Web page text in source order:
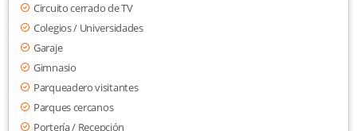
Circuito cerrado de TV
Colegios / Universidades
Garaje
Gimnasio
Parqueadero visitantes
Parques cercanos
Portería / Recepción